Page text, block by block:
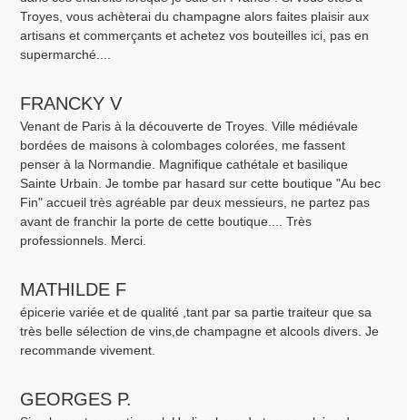
Troyes, vous achèterai du champagne alors faites plaisir aux
artisans et commerçants et achetez vos bouteilles ici, pas en
supermarché....
FRANCKY V
Venant de Paris à la découverte de Troyes. Ville médiévale
bordées de maisons à colombages colorées, me fassent
penser à la Normandie. Magnifique cathétale et basilique
Sainte Urbain. Je tombe par hasard sur cette boutique "Au bec
Fin" accueil très agréable par deux messieurs, ne partez pas
avant de franchir la porte de cette boutique.... Très
professionnels. Merci.
MATHILDE F
épicerie variée et de qualité ,tant par sa partie traiteur que sa
très belle sélection de vins,de champagne et alcools divers. Je
recommande vivement.
GEORGES P.